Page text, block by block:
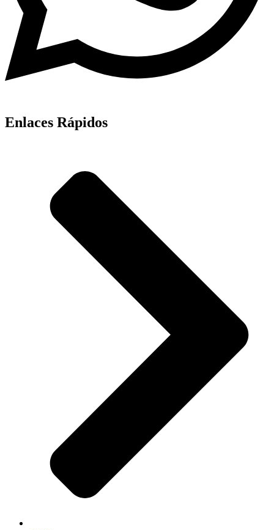
Enlaces Rápidos